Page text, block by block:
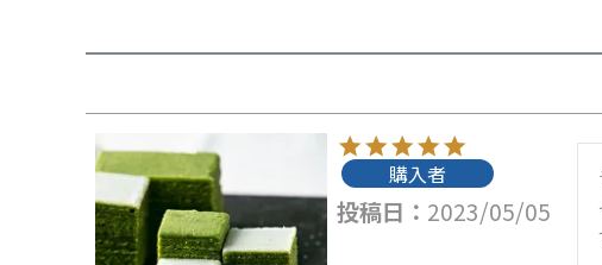
購入者
投稿日 2023/05/05